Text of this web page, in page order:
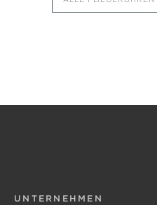
UNTERNEHMEN